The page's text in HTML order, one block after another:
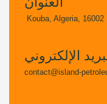
الإلكتروني
contact@island-